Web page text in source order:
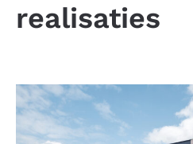
realisaties